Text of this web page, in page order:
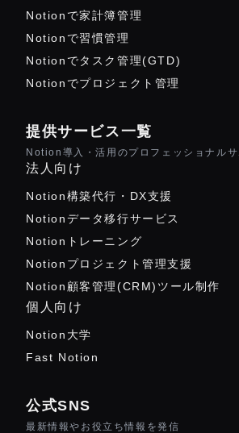
Notionで家計簿管理
Notionで習慣管理
Notionでタスク管理(GTD)
Notionでプロジェクト管理
提供サービス一覧
Notion導入・活用のプロフェッショナルサ
法人向け
Notion構築代行・DX支援
Notionデータ移行サービス
Notionトレーニング
Notionプロジェクト管理支援
Notion顧客管理(CRM)ツール制作
個人向け
Notion大学
Fast Notion
公式SNS
最新情報やお役立ち情報を発信